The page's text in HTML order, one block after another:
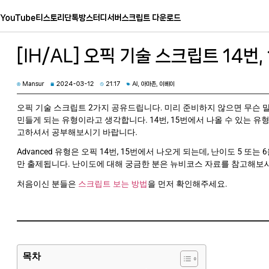
YouTube 티스토리 단톡방스터디서버 스크립트 다운로드
[IH/AL] 오픽 기술 스크립트 14
Mansur 2024-03-12 21:17 AI ,아마존 ,이베이
오픽 기술 스크립트 2가지 공유드립니다. 미리 준비하지 않으면 무슨
민들게 되는 유형이라고 생각합니다. 14번, 15번에서 나올 수 있는 유
고하셔서 공부해보시기 바랍니다.
Advanced 유형은 오픽 14번, 15번에서 나오게 되는데, 난이도 5 또는 6
만 출제됩니다. 난이도에 대해 궁금한 분은 뉴비코스 자료를 참고해보
처음이신 분들은 스크립트 보는 방법을 먼저 확인해주세요.
목차